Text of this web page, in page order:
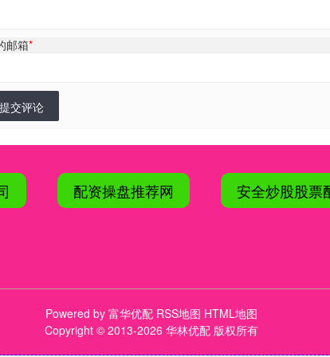
邮箱*
提交评论
配资操盘推荐网 安全炒股股票
Powered by 富华优配 RSS地图 HTML地图
Copyright © 2013-2026 华林优配 版权所有